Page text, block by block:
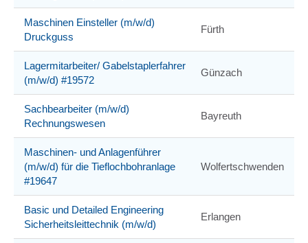
Maschinen Einsteller (m/w/d)
Druckguss
Fürth
Lagermitarbeiter/ Gabelstaplerfahrer
(m/w/d) #19572
Günzach
Sachbearbeiter (m/w/d)
Rechnungswesen
Bayreuth
Maschinen- und Anlagenführer
(m/w/d) für die Tieflochbohranlage
#19647
Wolfertschwenden
Basic und Detailed Engineering
Sicherheitsleittechnik (m/w/d)
Erlangen